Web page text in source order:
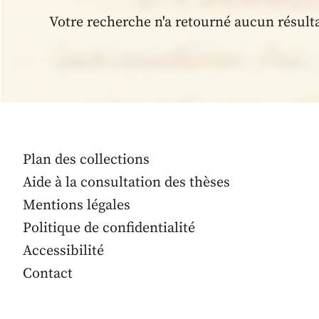
Votre recherche n'a retourné aucun
Plan des collections
Aide à la consultation des thèses
Mentions légales
Politique de confidentialité
Accessibilité
Contact